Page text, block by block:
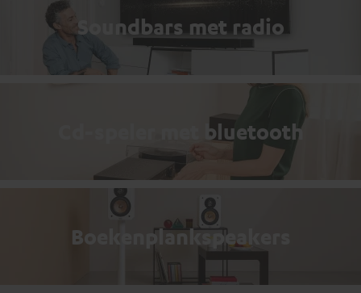
Soundbars met radio
Cd-speler met bluetooth
Boekenplankspeakers